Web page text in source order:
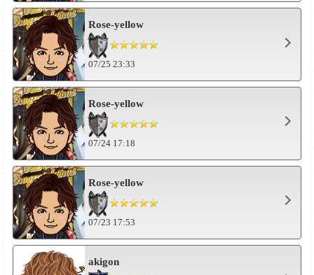
Rose-yellow
07/25 23:33
Rose-yellow
07/24 17:18
Rose-yellow
07/23 17:53
akigon